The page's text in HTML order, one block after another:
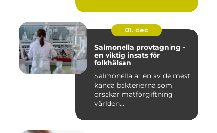
01. dec
Salmonella provtagning -
en viktig insats för
folkhälsan
Salmonella är en av de mest
kända bakterierna som
orsakar matförgiftning
världen...